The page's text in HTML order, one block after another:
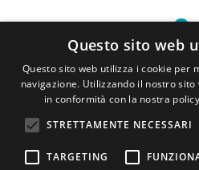
Partita IVA
Via della Vittoria, 5 - 26823
Via Santa Maria del Sole,
Questo sito web
Questo sito web utilizza i cookie per
navigazione. Utilizzando il nostro
in conformità con la nostra
STRETTAMENTE NECESSARI
TARGETING